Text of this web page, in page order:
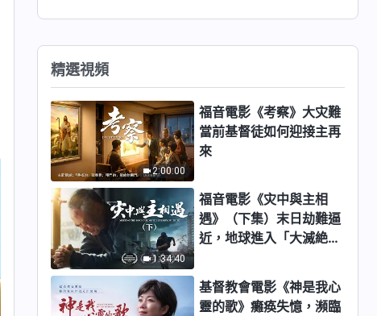
5:40
基督教會歌曲《人説話做事應根
5:44
基督教會歌曲《人能憑神的話活
着是神所期盼的》【詩歌MV】
4:15
基督教會歌曲《對性情變化要有
信心》【詩歌MV】
基督教會歌曲《狂妄是敗壞性情
最突出的表現》【詩歌MV】
精選視頻
2:00:00
福音電影《考察》大灾難
當前基督徒如何迎接主再
來
1:34:40
福音電影《灾中與主相
遇》（下集）末日劫難逼
近，地球進入「大滅絶時
你準備好逃生了嗎？
基督教會電影《神是我心
靈的歌》癱痪失憶，瀕臨